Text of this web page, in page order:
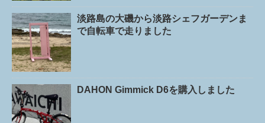
淡路島の大磯から淡路シェフガーデンま
で自転車で走りました
DAHON Gimmick D6を購入しました